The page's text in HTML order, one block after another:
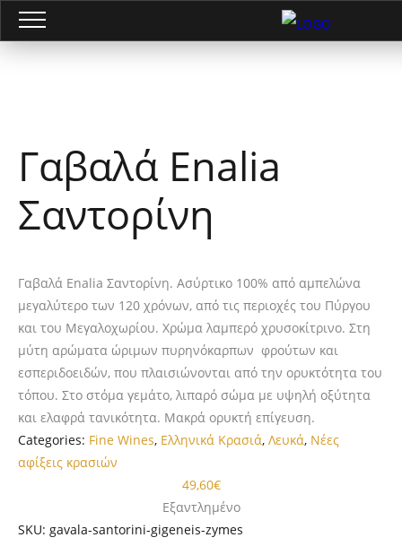
Γαβαλά Enalia
Σαντορίνη
Γαβαλά Enalia Σαντορίνη. Ασύρτικο 100% από αμπελώνα
μεγαλύτερο των 120 χρόνων, από τις περιοχές του Πύργου
και του Μεγαλοχωρίου. Χρώμα λαμπερό χρυσοκίτρινο. Στη
μύτη αρώματα ώριμων πυρηνόκαρπων φρούτων και
εσπεριδοειδών, που πλαισιώνονται από την ορυκτότητα του
τόπου. Στο στόμα γεμάτο, λιπαρό σώμα με υψηλή οξύτητα
και ελαφρά τανικότητα. Μακρά ορυκτή επίγευση.
Categories: Fine Wines, Ελληνικά Κρασιά, Λευκά, Νέες
αφίξεις κρασιών
49,60€
Εξαντλημένο
SKU: gavala-santorini-gigeneis-zymes